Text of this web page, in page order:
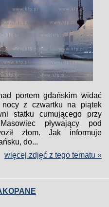
portem gdańskim widać
z czwartku na piątek
statku cumującego przy
pływający pod
złom. Jak informuje
do...
więcej zdjęć z tego tematu »